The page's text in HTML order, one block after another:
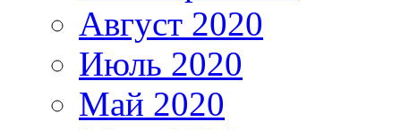
Август 2020
Июль 2020
Май 2020